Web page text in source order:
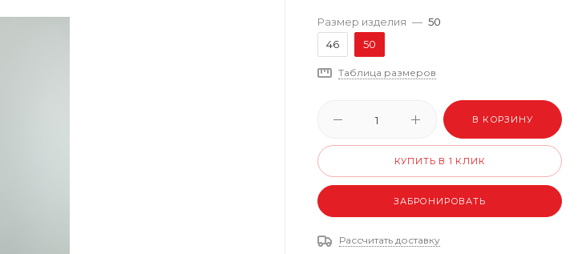
Размер изделия — 50
46
50
Таблица размеров
В КОРЗИНУ
КУПИТЬ В 1 КЛИК
ЗАБРОНИРОВАТЬ
Рассчитать доставку